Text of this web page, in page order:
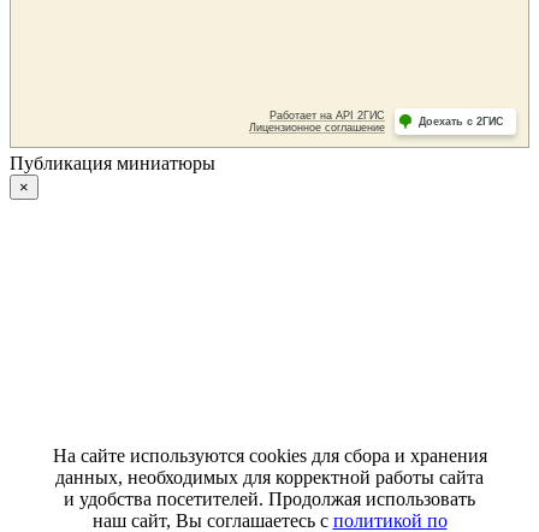
Публикация миниатюры
×
На сайте используются cookies для сбора и хранения
данных, необходимых для корректной работы сайта
и удобства посетителей. Продолжая использовать
наш сайт, Вы соглашаетесь с политикой по